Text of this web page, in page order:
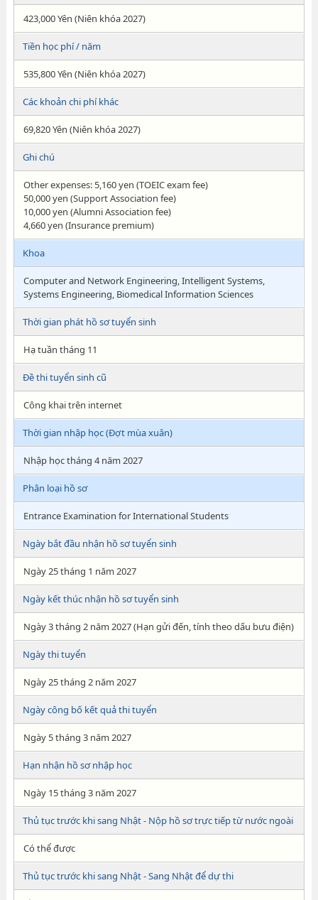
423,000 Yên (Niên khóa 2027)
Tiền học phí / năm
535,800 Yên (Niên khóa 2027)
Các khoản chi phí khác
69,820 Yên (Niên khóa 2027)
Ghi chú
Other expenses: 5,160 yen (TOEIC exam fee)
50,000 yen (Support Association fee)
10,000 yen (Alumni Association fee)
4,660 yen (Insurance premium)
Khoa
Computer and Network Engineering, Intelligent Systems,
Systems Engineering, Biomedical Information Sciences
Thời gian phát hồ sơ tuyển sinh
Hạ tuần tháng 11
Đề thi tuyển sinh cũ
Công khai trên internet
Thời gian nhập học (Đợt mùa xuân)
Nhập học tháng 4 năm 2027
Phân loại hồ sơ
Entrance Examination for International Students
Ngày bắt đầu nhận hồ sơ tuyển sinh
Ngày 25 tháng 1 năm 2027
Ngày kết thúc nhận hồ sơ tuyển sinh
Ngày 3 tháng 2 năm 2027 (Hạn gửi đến, tính theo dấu bưu điện)
Ngày thi tuyển
Ngày 25 tháng 2 năm 2027
Ngày công bố kết quả thi tuyển
Ngày 5 tháng 3 năm 2027
Hạn nhận hồ sơ nhập học
Ngày 15 tháng 3 năm 2027
Thủ tục trước khi sang Nhật - Nộp hồ sơ trực tiếp từ nước ngoài
Có thể được
Thủ tục trước khi sang Nhật - Sang Nhật để dự thi